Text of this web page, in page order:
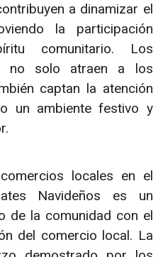
a dinamizar el
la participación
comunitario. Los
no solo atraen a los
captan la atención
un ambiente festivo y
locales en el
Navideños es un
de la comunidad con el
del comercio local. La